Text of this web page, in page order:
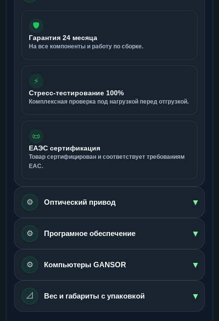
🛡️
Гарантия 24 месяца
На все компоненты и работу по сборке.
⚡
Стресс-тестирование 100%
Комплексная проверка под нагрузкой перед отгрузкой.
📜
ЕАЭС сертификация
Товар сертифицирован и соответствует требованиям
ЕАС.
⚙️ Оптический привод ▾
⚙️ Програмное обеспечение ▾
⚙️ Компьютеры GANSOR ▾
📐 Вес и габариты с упаковкой ▾